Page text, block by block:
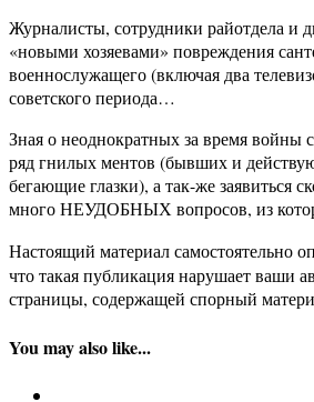
Журналисты, сотрудники райотдела и
«новыми хозяевами» повреждения
военнослужащего (включая два
советского периода…
Зная о неоднократных за время
ряд гнилых ментов (бывших и
бегающие глазки), а так-же
много НЕУДОБНЫХ вопросов, из
Настоящий материал самостоятельно
что такая публикация нарушает ваши
страницы, содержащей спорный
You may also like...